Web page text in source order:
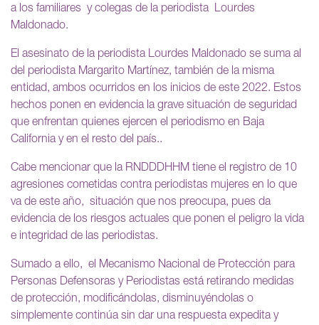
a los familiares y colegas de la periodista Lourdes
Maldonado.
El asesinato de la periodista Lourdes Maldonado se suma al
del periodista Margarito Martínez, también de la misma
entidad, ambos ocurridos en los inicios de este 2022. Estos
hechos ponen en evidencia la grave situación de seguridad
que enfrentan quienes ejercen el periodismo en Baja
California y en el resto del país..
Cabe mencionar que la RNDDDHHM tiene el registro de 10
agresiones cometidas contra periodistas mujeres en lo que
va de este año, situación que nos preocupa, pues da
evidencia de los riesgos actuales que ponen el peligro la vida
e integridad de las periodistas.
Sumado a ello, el Mecanismo Nacional de Protección para
Personas Defensoras y Periodistas está retirando medidas
de protección, modificándolas, disminuyéndolas o
simplemente continúa sin dar una respuesta expedita y